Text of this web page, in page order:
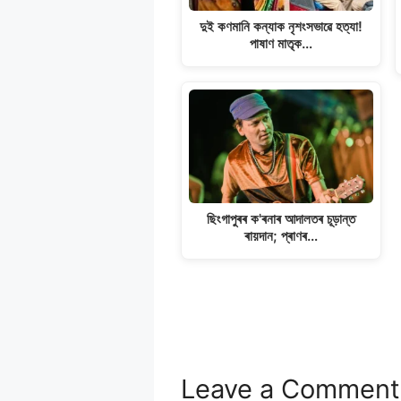
দুই কণমানি কন্যাক নৃশংসভাৱে হত্যা!
পাষাণ মাতৃক…
ছিংগাপুৰৰ ক'ৰনাৰ আদালতৰ চূড়ান্ত
ৰায়দান; প্ৰাণৰ…
Leave a Comment